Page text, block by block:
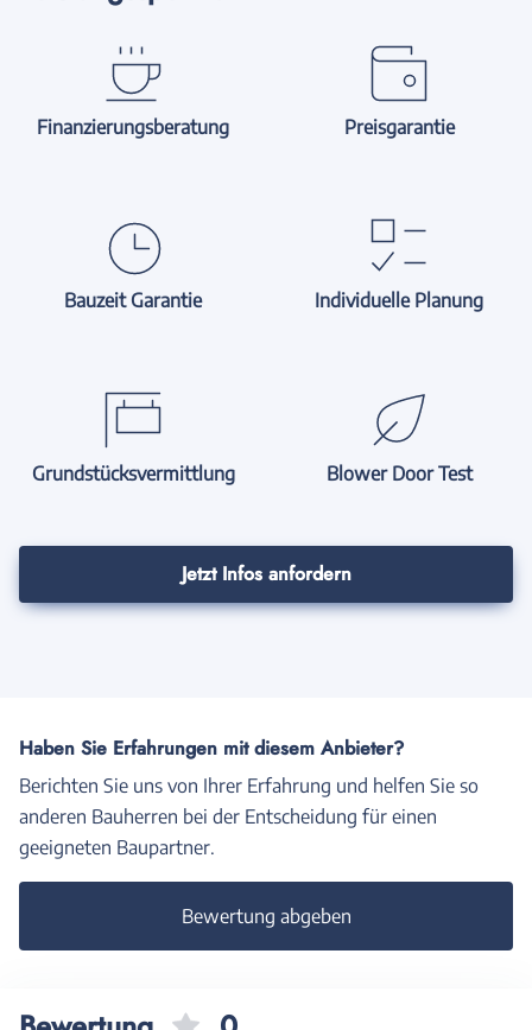
Finanzierungsberatung Preisgarantie
Bauzeit Garantie Individuelle Planung
Grundstücksvermittlung Blower Door Test
Jetzt Infos anfordern
Haben Sie Erfahrungen mit diesem Anbieter?
Berichten Sie uns von Ihrer Erfahrung und helfen Sie so
anderen Bauherren bei der Entscheidung für einen
geeigneten Baupartner.
Bewertung abgeben